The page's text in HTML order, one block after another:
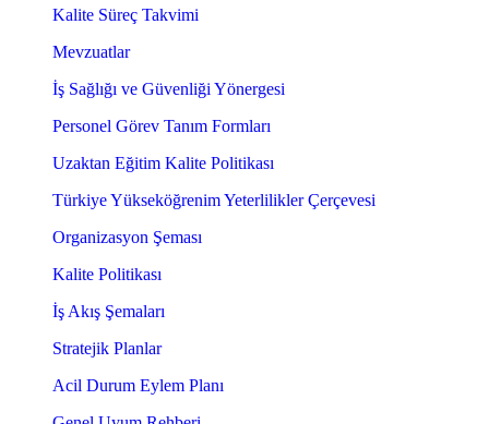
Kalite Süreç Takvimi
Mevzuatlar
İş Sağlığı ve Güvenliği Yönergesi
Personel Görev Tanım Formları
Uzaktan Eğitim Kalite Politikası
Türkiye Yükseköğrenim Yeterlilikler Çerçevesi
Organizasyon Şeması
Kalite Politikası
İş Akış Şemaları
Stratejik Planlar
Acil Durum Eylem Planı